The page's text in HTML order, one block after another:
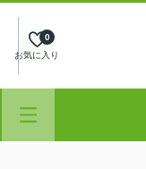
お気に入り
0